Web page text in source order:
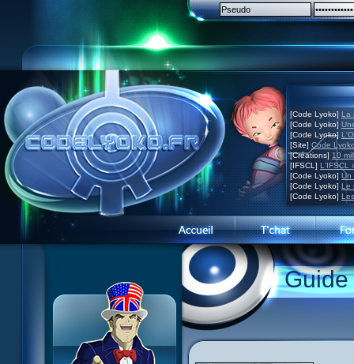
[Code Lyoko] La
[Code Lyoko]
[Code Lyoko]
[Site] Code
[Créations] 10
[IFSCL] L'IFSCL
[Code Lyoko] Un
[Code Lyoko] Le
[Code Lyoko]